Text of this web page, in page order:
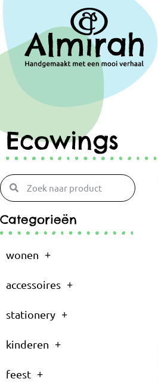
Ecowings
Categorieën
wonen
accessoires
stationery
kinderen
feest